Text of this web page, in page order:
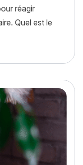
réagir
Quel est le